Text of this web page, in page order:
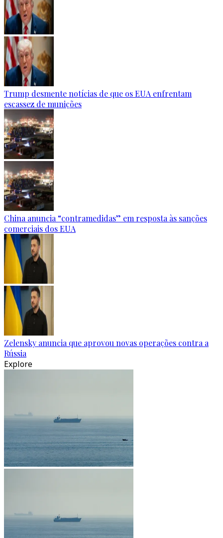
Trump desmente notícias de que os EUA enfrentam
escassez de munições
China anuncia “contramedidas” em resposta às sanções
comerciais dos EUA
Zelensky anuncia que aprovou novas operações contra a
Rússia
Explore